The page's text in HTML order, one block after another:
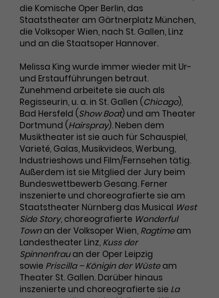
Benutzer*in wiedererkannt werden,
und es wird Zugang zu
geschützten Bereichen gewährt.
Name cookie_optin
Anbieter TYPO3
Laufzeit 1 Monat
Zweck
Enthält die gewählten Tracking-
Optin-Einstellungen.
Laufzeit 2 Jahre
Zweck
Dieses Cookie wird von Google
Analytics installiert. Das Cookie
Besucher*innen-, Sitzungs- und
Kampagnendaten zu berechnen
und die Nutzung der Website für
den Analysebericht der Website zu
verfolgen. Die Cookies speichern
Informationen anonym und weisen
eine zufallsgenerierte Nummer zu,
um Besuche zu erkennen.
Name _gid
Anbieter Google Analytics
Laufzeit 1 Tag
Dieses Cookie wird von Google
Analytics installiert. Das Cookie
wird verwendet, um Informationen
darüber zu speichern, wie
Marketing
Diese Gruppe beinhaltet alle Scripte, die es uns
ermöglichen die Leistung unserer
Werbekampagnen zu analysieren und
Conversions zu messen. Außerdem helfen sie
die Interessen unserer Nutzer abzustimmen.
Name
_gcl_au
Anbieter Google Ads
Laufzeit 3 Monate
Zweck
Wird von Google verwendet, um
die Effizienz von Werbeanzeigen zu
messen und Conversions zu
speichern. Dieses Cookie hilft dabei
nachzuvollziehen, ob Nutzer über
Google-Anzeigen auf unsere
Website gelangt sind.
Name _gcl_aw
Anbieter Google Ads
Cookie-Informationen
die Komische Oper Berlin, das
Staatstheater am Gärtnerplatz München,
die Volksoper Wien, nach St. Gallen, Linz
und an die Staatsoper Hannover.
Melissa King wurde immer wieder mit Ur-
und Erstaufführungen betraut.
Zunehmend arbeitete sie auch als
Regisseurin, u. a. in St. Gallen (Chicago),
Bad Hersfeld (Show Boat) und am Theater
Dortmund (Hairspray). Neben dem
Musiktheater ist sie auch für Schauspiel,
Varieté, Galas, Musikvideos, Werbung,
Industrieshows und Film/Fernsehen tätig.
Außerdem ist sie Mitglied der Jury beim
Bundeswettbewerb Gesang. Ferner
inszenierte und choreografierte sie am
Staatstheater Nürnberg das Musical West
Side Story, choreografierte Wonderful
Townan der Volksoper Wien, Ragtimeam
Landestheater Linz, Kuss der
Spinnenfrauan der Oper Leipzig
sowie Priscilla – Königin der Wüsteam
Theater St. Gallen. Darüber hinaus
inszenierte und choreografierte sie La